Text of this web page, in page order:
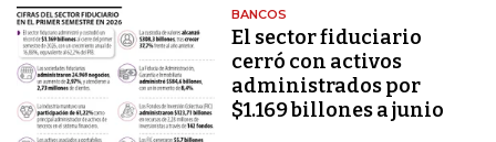
BANCOS
El sector fiduciario
cerró con activos
administrados por
$1.169 billones a junio